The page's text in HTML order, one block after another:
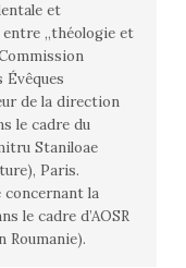
et
„théologie et
Évêques
de la direction
le cadre du
Staniloae
Paris.
concernant la
le cadre d’AOSR
Roumanie).